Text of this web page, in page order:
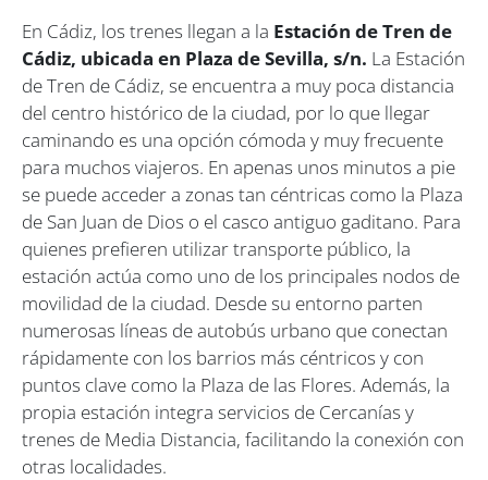
En Cádiz, los trenes llegan a la Estación de Tren de
Cádiz, ubicada en Plaza de Sevilla, s/n. La Estación
de Tren de Cádiz, se encuentra a muy poca distancia
del centro histórico de la ciudad, por lo que llegar
caminando es una opción cómoda y muy frecuente
para muchos viajeros. En apenas unos minutos a pie
se puede acceder a zonas tan céntricas como la Plaza
de San Juan de Dios o el casco antiguo gaditano. Para
quienes prefieren utilizar transporte público, la
estación actúa como uno de los principales nodos de
movilidad de la ciudad. Desde su entorno parten
numerosas líneas de autobús urbano que conectan
rápidamente con los barrios más céntricos y con
puntos clave como la Plaza de las Flores. Además, la
propia estación integra servicios de Cercanías y
trenes de Media Distancia, facilitando la conexión con
otras localidades.